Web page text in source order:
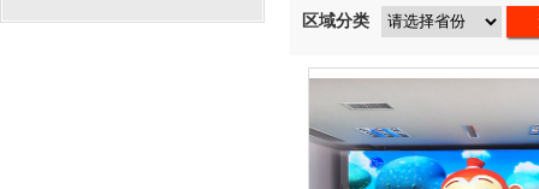
区域分类